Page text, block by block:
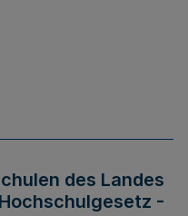
des Landes
-